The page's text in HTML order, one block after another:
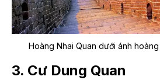
Hoàng Nhai Quan dưới ánh
3. Cư Dung Quan